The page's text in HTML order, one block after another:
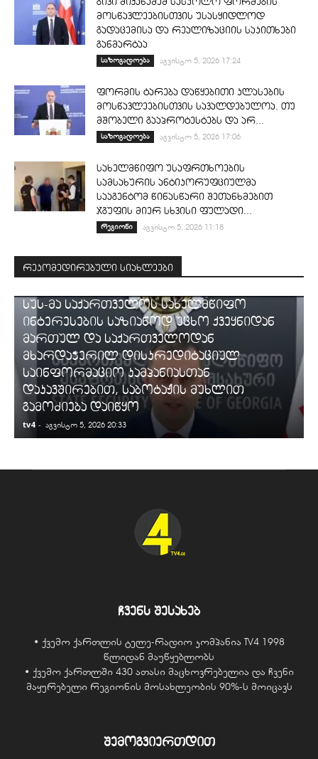
მოსწავლეებისთვის უსასყიდლოდ
გადაცემისა და რეალიზაციის საკითხები
განმარტაა
საზოგადოება აგვისტო 5, 2026 17:24
ფორმის ტარება დაწყებითი კლასების
მოსწავლეებისთვის სავალდებულოა. თუ
მშობელი გააპროტესტებს და არ...
საზოგადოება აგვისტო 5, 2026 17:06
სახელმწიფო უსაფრთხოების
სამსახურის ანტიკორუფციულმა
სააგენტომ წინასწარი შეთანხმებით
ჯგუფის მიერ სხვისი ფულადი...
რეგიონი აგვისტო 5, 2026 11:18
რეკომედირებული სიახლეები
სუს-მა საქართველოს სახელმწიფო
ინტერესების საზიანოდ უცხო ქვეყნიდან
მართულ და საქართველოდან
მხარდაჭერილ დისკრედიტაციულ
საინფორმაციო კამპანიასთან
დაკავშირებით, საბოტაჟის მუხლით
გამოძიება დაიწყო
tv4 - აგვისტო 5, 2026 20:33
ჩვენს შესახებ
• ქვემო ქართლის ტელე-რადიო კომპანია TV4 1998
წლიდან მაუწყებლობს
• ქვემო ქართლში 430 ათასი მაცხოვრებელია და ჩვენი
მაყურებელი რეგიონის მოსახლეობის 90%-ს მოიცავს
შემოგვიერთდით